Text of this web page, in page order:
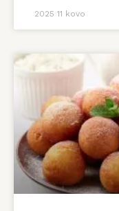
2025 11 kovo